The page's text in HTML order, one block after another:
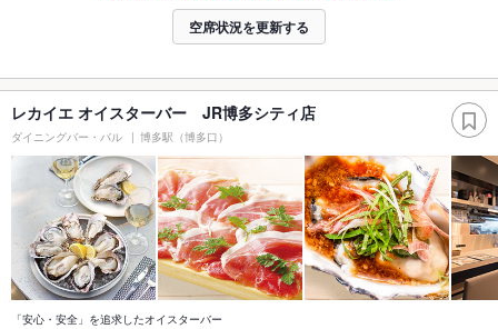
空席状況を更新する
レカイエ オイスターバー JR博多シティ店
ダイニングバー・バル 博多駅（博多口）
「安心・安全」を追求したオイスターバー